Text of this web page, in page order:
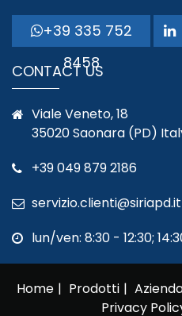
+39 335 752
8458
CONTACT US
Viale Veneto, 18
35020 Saonara (PD)
+39 049 879 2186
servizio.clienti@siriapd.it
lun/ven: 8:30 - 12:30;
Home Prodotti
Privacy